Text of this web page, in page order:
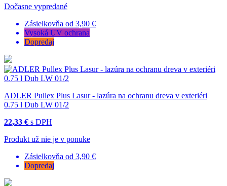
Dočasne vypredané
Zásielkovňa od 3,90 €
Vysoká UV ochrana
Dopredaj
ADLER Pullex Plus Lasur - lazúra na ochranu dreva v exteriéri
0.75 l Dub LW 01/2
22,33 € s DPH
Produkt už nie je v ponuke
Zásielkovňa od 3,90 €
Dopredaj